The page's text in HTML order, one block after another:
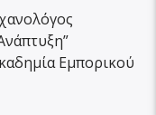
Εμπορικού